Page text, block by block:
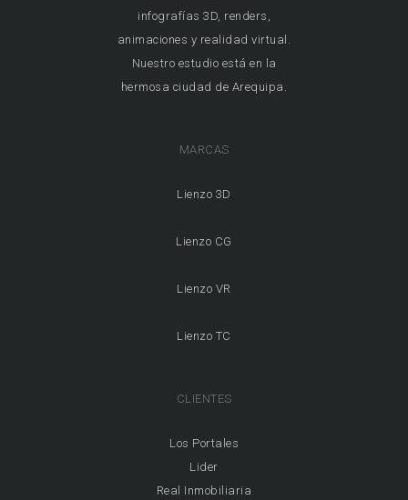
infografías 3D, renders,
animaciones y realidad virtual.
Nuestro estudio está en la
hermosa ciudad de Arequipa.
MARCAS
Lienzo 3D
Lienzo CG
Lienzo VR
Lienzo TC
CLIENTES
Los Portales
Lider
Real Inmobiliaria